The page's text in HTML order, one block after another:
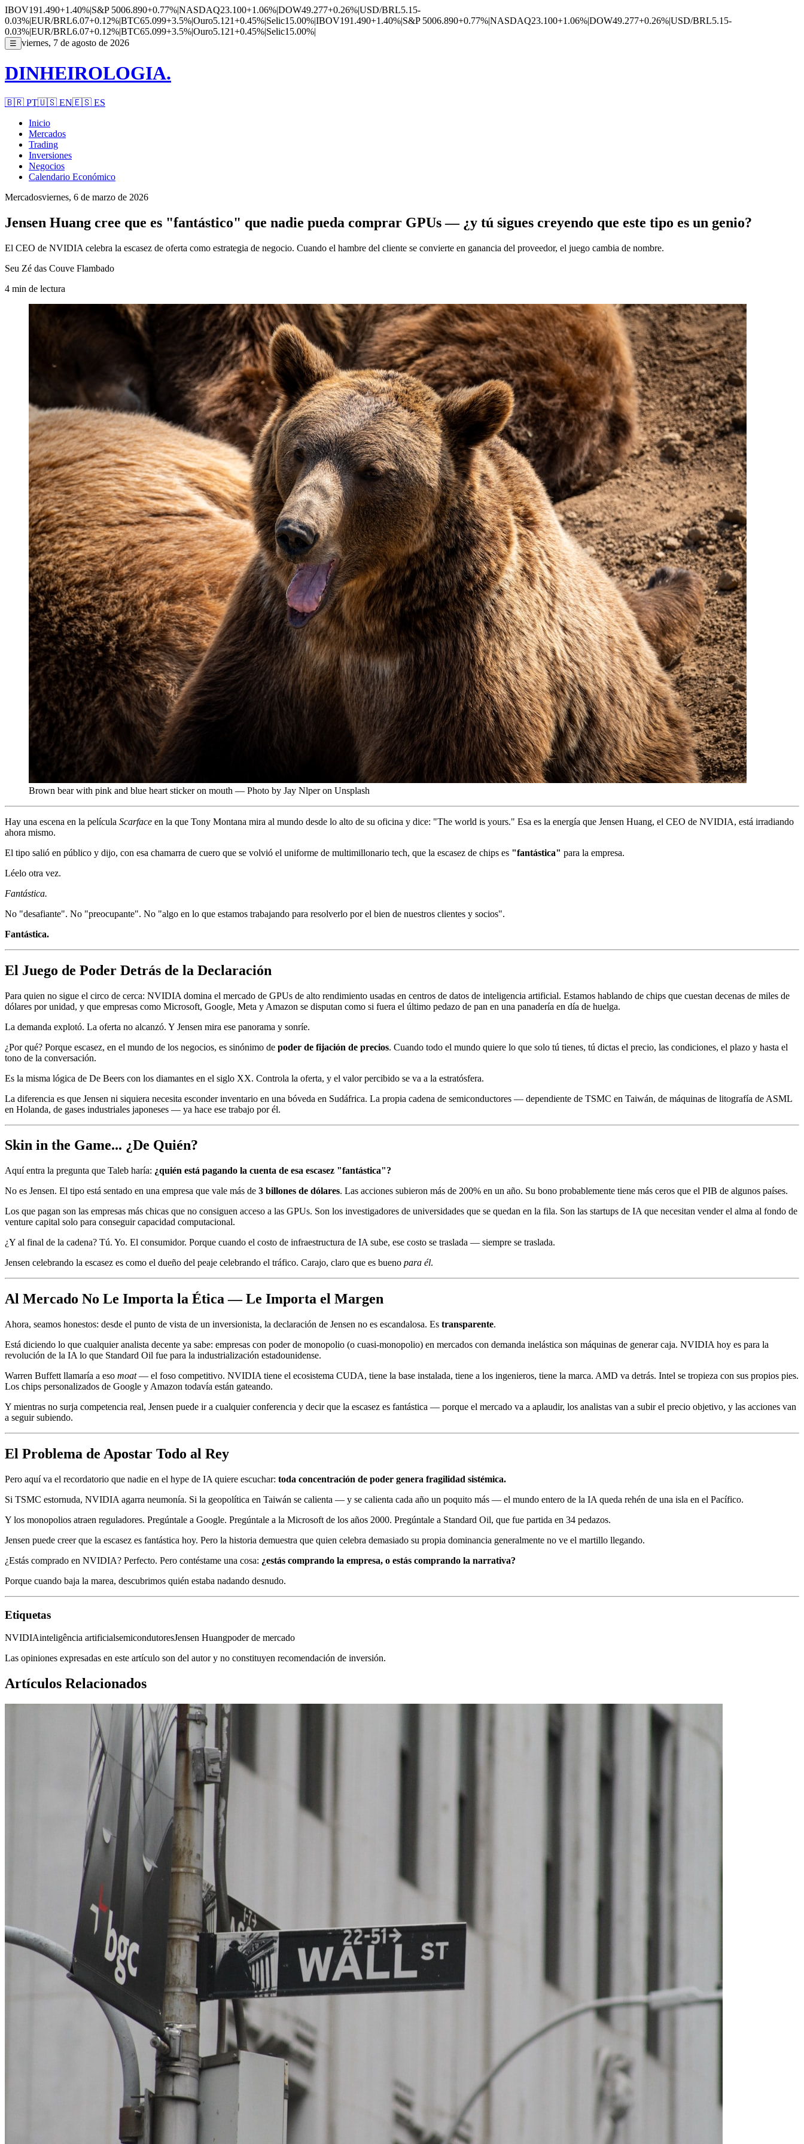
IBOV191.490+1.40%|S&P 5006.890+0.77%|NASDAQ23.100+1.06%|DOW49.277+0.26%|USD/BRL5.15-
0.03%|EUR/BRL6.07+0.12%|BTC65.099+3.5%|Ouro5.121+0.45%|Selic15.00%|IBOV191.490+1.40%|S&P 5006.890+0.77%|NASDAQ23.100+1.06%|DOW49.277+0.26%|USD/BRL5.15-
0.03%|EUR/BRL6.07+0.12%|BTC65.099+3.5%|Ouro5.121+0.45%|Selic15.00%|
☰ viernes, 7 de agosto de 2026
DINHEIROLOGIA.
🇧🇷 PT🇺🇸 EN🇪🇸 ES
Inicio
Mercados
Trading
Inversiones
Negocios
Calendario Económico
Mercadosviernes, 6 de marzo de 2026
Jensen Huang cree que es "fantástico" que nadie pueda comprar GPUs — ¿y tú sigues creyendo que este tipo es un genio?
El CEO de NVIDIA celebra la escasez de oferta como estrategia de negocio. Cuando el hambre del cliente se convierte en ganancia del proveedor, el juego cambia de nombre.
Seu Zé das Couve Flambado
4 min de lectura
Brown bear with pink and blue heart sticker on mouth — Photo by Jay Nlper on Unsplash
Hay una escena en la película Scarface en la que Tony Montana mira al mundo desde lo alto de su oficina y dice: "The world is yours." Esa es la energía que Jensen Huang, el CEO de NVIDIA, está irradiando
ahora mismo.
El tipo salió en público y dijo, con esa chamarra de cuero que se volvió el uniforme de multimillonario tech, que la escasez de chips es "fantástica" para la empresa.
Léelo otra vez.
Fantástica.
No "desafiante". No "preocupante". No "algo en lo que estamos trabajando para resolverlo por el bien de nuestros clientes y socios".
Fantástica.
El Juego de Poder Detrás de la Declaración
Para quien no sigue el circo de cerca: NVIDIA domina el mercado de GPUs de alto rendimiento usadas en centros de datos de inteligencia artificial. Estamos hablando de chips que cuestan decenas de miles de
dólares por unidad, y que empresas como Microsoft, Google, Meta y Amazon se disputan como si fuera el último pedazo de pan en una panadería en día de huelga.
La demanda explotó. La oferta no alcanzó. Y Jensen mira ese panorama y sonríe.
¿Por qué? Porque escasez, en el mundo de los negocios, es sinónimo de poder de fijación de precios. Cuando todo el mundo quiere lo que solo tú tienes, tú dictas el precio, las condiciones, el plazo y hasta el
tono de la conversación.
Es la misma lógica de De Beers con los diamantes en el siglo XX. Controla la oferta, y el valor percibido se va a la estratósfera.
La diferencia es que Jensen ni siquiera necesita esconder inventario en una bóveda en Sudáfrica. La propia cadena de semiconductores — dependiente de TSMC en Taiwán, de máquinas de litografía de ASML
en Holanda, de gases industriales japoneses — ya hace ese trabajo por él.
Skin in the Game... ¿De Quién?
Aquí entra la pregunta que Taleb haría: ¿quién está pagando la cuenta de esa escasez "fantástica"?
No es Jensen. El tipo está sentado en una empresa que vale más de 3 billones de dólares. Las acciones subieron más de 200% en un año. Su bono probablemente tiene más ceros que el PIB de algunos países.
Los que pagan son las empresas más chicas que no consiguen acceso a las GPUs. Son los investigadores de universidades que se quedan en la fila. Son las startups de IA que necesitan vender el alma al fondo de
venture capital solo para conseguir capacidad computacional.
¿Y al final de la cadena? Tú. Yo. El consumidor. Porque cuando el costo de infraestructura de IA sube, ese costo se traslada — siempre se traslada.
Jensen celebrando la escasez es como el dueño del peaje celebrando el tráfico. Carajo, claro que es bueno para él.
Al Mercado No Le Importa la Ética — Le Importa el Margen
Ahora, seamos honestos: desde el punto de vista de un inversionista, la declaración de Jensen no es escandalosa. Es transparente.
Está diciendo lo que cualquier analista decente ya sabe: empresas con poder de monopolio (o cuasi-monopolio) en mercados con demanda inelástica son máquinas de generar caja. NVIDIA hoy es para la
revolución de la IA lo que Standard Oil fue para la industrialización estadounidense.
Warren Buffett llamaría a eso moat— el foso competitivo. NVIDIA tiene el ecosistema CUDA, tiene la base instalada, tiene a los ingenieros, tiene la marca. AMD va detrás. Intel se tropieza con sus propios pies.
Los chips personalizados de Google y Amazon todavía están gateando.
Y mientras no surja competencia real, Jensen puede ir a cualquier conferencia y decir que la escasez es fantástica — porque el mercado va a aplaudir, los analistas van a subir el precio objetivo, y las acciones van
a seguir subiendo.
El Problema de Apostar Todo al Rey
Pero aquí va el recordatorio que nadie en el hype de IA quiere escuchar: toda concentración de poder genera fragilidad sistémica.
Si TSMC estornuda, NVIDIA agarra neumonía. Si la geopolítica en Taiwán se calienta — y se calienta cada año un poquito más — el mundo entero de la IA queda rehén de una isla en el Pacífico.
Y los monopolios atraen reguladores. Pregúntale a Google. Pregúntale a la Microsoft de los años 2000. Pregúntale a Standard Oil, que fue partida en 34 pedazos.
Jensen puede creer que la escasez es fantástica hoy. Pero la historia demuestra que quien celebra demasiado su propia dominancia generalmente no ve el martillo llegando.
¿Estás comprado en NVIDIA? Perfecto. Pero contéstame una cosa: ¿estás comprando la empresa, o estás comprando la narrativa?
Porque cuando baja la marea, descubrimos quién estaba nadando desnudo.
Etiquetas
NVIDIAinteligência artificialsemicondutoresJensen Huangpoder de mercado
Las opiniones expresadas en este artículo son del autor y no constituyen recomendación de inversión.
Artículos Relacionados